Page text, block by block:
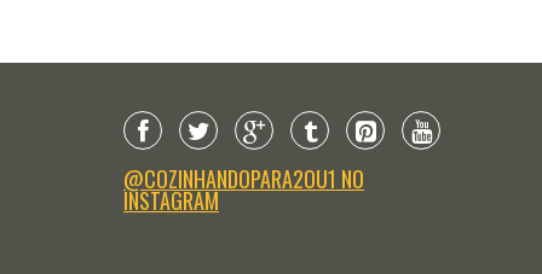
@COZINHANDOPARA2OU1 NO
INSTAGRAM